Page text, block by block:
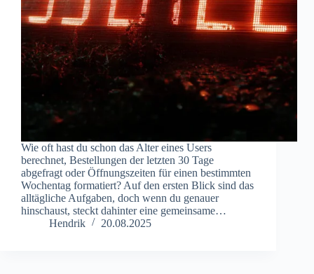
Wie oft hast du schon das Alter eines Users
berechnet, Bestellungen der letzten 30 Tage
abgefragt oder Öffnungszeiten für einen bestimmten
Wochentag formatiert? Auf den ersten Blick sind das
alltägliche Aufgaben, doch wenn du genauer
hinschaust, steckt dahinter eine gemeinsame…
Hendrik
20.08.2025